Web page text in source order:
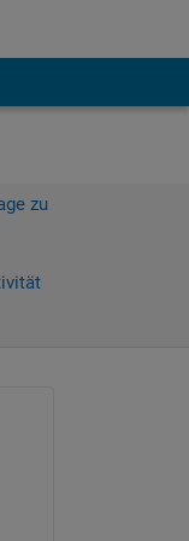
zu